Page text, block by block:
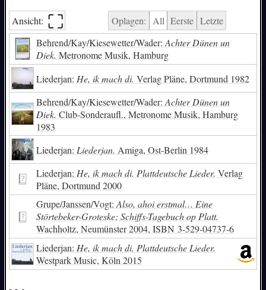
Ansicht: ⛶︎ Oplagen: All Eerste Letzte
Behrend/Kay/Kiesewetter/Wader: Achter Dünen un
Diek. Metronome Musik, Hamburg
Liederjan: He, ik mach di. Verlag Pläne, Dortmund 1982
Behrend/Kay/Kiesewetter/Wader: Achter Dünen un
Diek. Club-Sonderaufl., Metronome Musik, Hamburg
1983
Liederjan: Liederjan. Amiga, Ost-Berlin 1984
Liederjan: He, ik mach di. Plattdeutsche Lieder. Verlag
Pläne, Dortmund 2000
Grupe/Janssen/Vogt: Also, ahoi erstmal… Eine
Störtebeker-Groteske; Schiffs-Tagebuch op Platt.
Wachholtz, Neumünster 2004,ISBN 3-529-04737-6
Liederjan: He, ik mach di. Plattdeutsche Lieder.
Westpark Music, Köln 2015